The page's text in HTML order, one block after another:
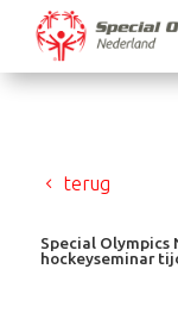
terug
Special Olympics
hockeyseminar